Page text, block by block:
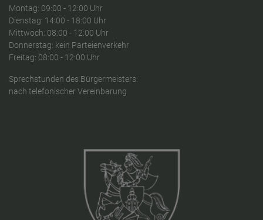
Montag: 09:00 - 12:00 Uhr
Dienstag: 14:00 - 18:00 Uhr
Mittwoch: 08:00 - 12:00 Uhr
Donnerstag: kein Parteienverkehr
Freitag: 08:00 - 12:00 Uhr
Sprechstunden des Bürgermeisters:
nach telefonischer Vereinbarung